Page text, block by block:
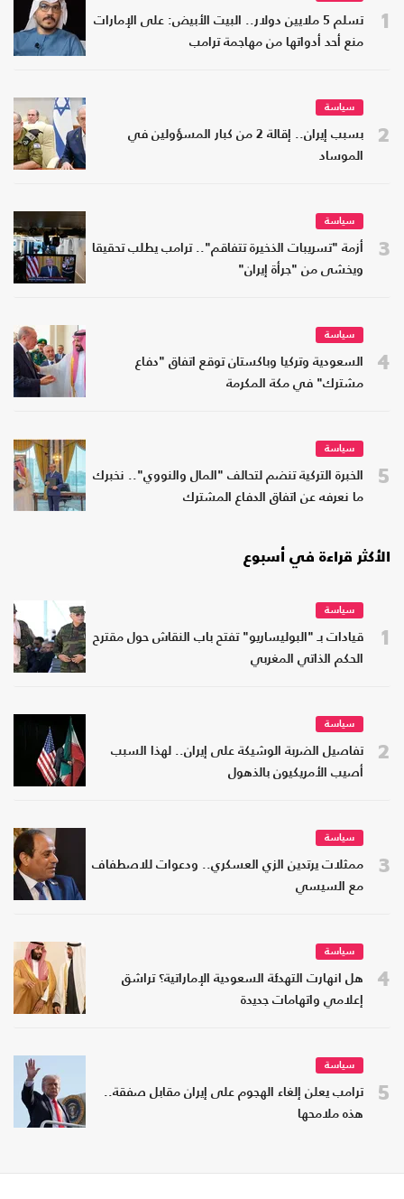
1
تسلم 5 ملايين دولار.. البيت الأبيض: على الإمارات
منع أحد أدواتها من مهاجمة ترامب
2
سياسة
بسبب إيران.. إقالة 2 من كبار المسؤولين في
الموساد
3
سياسة
أزمة "تسريبات الذخيرة تتفاقم".. ترامب يطلب تحقيقا
ويخشى من "جرأة إيران"
4
سياسة
السعودية وتركيا وباكستان توقع اتفاق "دفاع
مشترك" في مكة المكرمة
5
سياسة
الخبرة التركية تنضم لتحالف "المال والنووي".. نخبرك
ما نعرفه عن اتفاق الدفاع المشترك
الأكثر قراءة في أسبوع
1
سياسة
قيادات بـ "البوليساريو" تفتح باب النقاش حول مقترح
الحكم الذاتي المغربي
2
سياسة
تفاصيل الضربة الوشيكة على إيران.. لهذا السبب
أصيب الأمريكيون بالذهول
3
سياسة
ممثلات يرتدين الزي العسكري.. ودعوات للاصطفاف
مع السيسي
4
سياسة
هل انهارت التهدئة السعودية الإماراتية؟ تراشق
إعلامي واتهامات جديدة
5
سياسة
ترامب يعلن إلغاء الهجوم على إيران مقابل صفقة..
هذه ملامحها